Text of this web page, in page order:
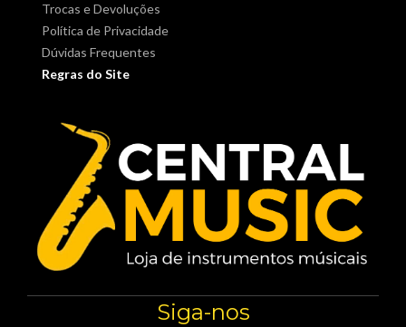
Trocas e Devoluções
Política de Privacidade
Dúvidas Frequentes
Regras do Site
Siga-nos